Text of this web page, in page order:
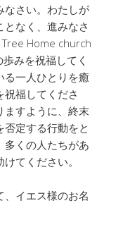
なさい。わたしが
なく、進みなさ
Home church
みを祝福してく
る一人ひとりを癒
祝福してくださ
ますように、終末
定する行動をと
多くの人たちがあ
てください。
イエス様のお名